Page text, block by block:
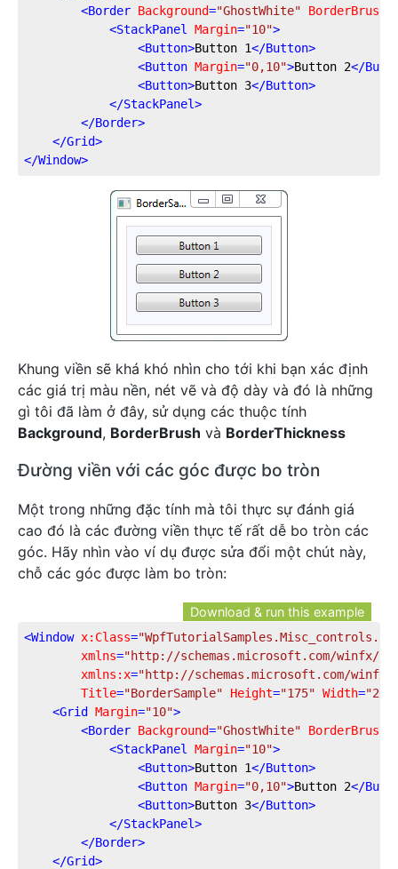
<Border Background="GhostWhite" BorderBrush
<StackPanel Margin="10">
<Button>Button 1</Button>
<Button Margin="0,10">Button 2</
<Button>Button 3</Button>
</StackPanel>
</Border>
</Grid>
</Window>
Khung viền sẽ khá khó nhìn cho tới khi bạn xác định
các giá trị màu nền, nét vẽ và độ dày và đó là những
gì tôi đã làm ở đây, sử dụng các thuộc tính
Background, BorderBrush và BorderThickness
Đường viền với các góc được bo tròn
Một trong những đặc tính mà tôi thực sự đánh giá
cao đó là các đường viền thực tế rất dễ bo tròn các
góc. Hãy nhìn vào ví dụ được sửa đổi một chút này,
chỗ các góc được làm bo tròn:
Download & run this example
<Window x:Class=
xmlns="http://schemas.microsoft.com/winfx/
xmlns:x="http://schemas.microsoft.com/winfx/
Title="BorderSample" Height="175" Width=
<Grid Margin="10">
<Border Background="GhostWhite" BorderBrush
<StackPanel Margin="10">
<Button>Button 1</Button>
<Button Margin="0,10">Button 2</
<Button>Button 3</Button>
</StackPanel>
</Border>
</Grid>